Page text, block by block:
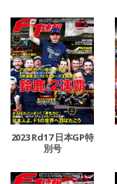
2023 Rd17 日本GP特
別号